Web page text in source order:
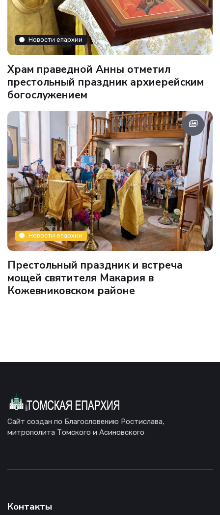
Новости епархии
Храм праведной Анны отметил
престольный праздник архиерейским
богослужением
Новости епархии
Престольный праздник и встреча
мощей святителя Макария в
Кожевниковском районе
Сайт создан по Благословению Ростислава,
митрополита Томского и Асиновского
Контакты